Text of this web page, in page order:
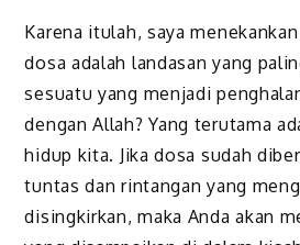
Karena itulah, saya
dosa adalah landasan yang
sesuatu yang menjadi
dengan Allah? Yang terutama
hidup kita. Jika dosa sudah
tuntas dan rintangan yang
disingkirkan, maka Anda akan